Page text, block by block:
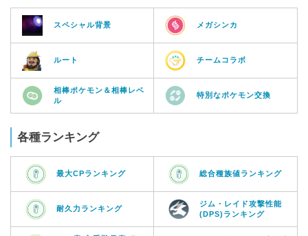
スペシャル背景 メガシンカ
ルート チームコラボ
相棒ポケモン＆相棒レベ
ル
特別なポケモン交換
各種ランキング
最大CPランキング 総合種族値ランキング
耐久力ランキング
ジム・レイド攻撃性能
(DPS)ランキング